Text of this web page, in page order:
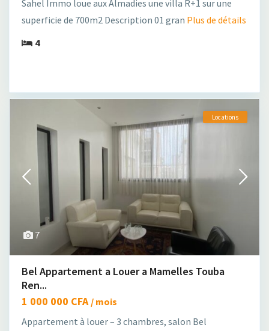
Sahel Immo loue aux Almadies une villa R+1 sur une
superficie de 700m2 Description 01 gran Plus de détails
4
7
Locations
Bel Appartement a Louer a Mamelles Touba
Ren...
1 000 000 CFA / mois
Appartement à louer – 3 chambres, salon Bel